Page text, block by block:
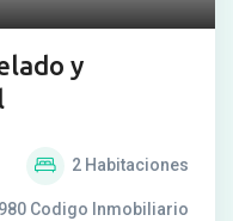
y
2 Habitaciones
Codigo Inmobiliario